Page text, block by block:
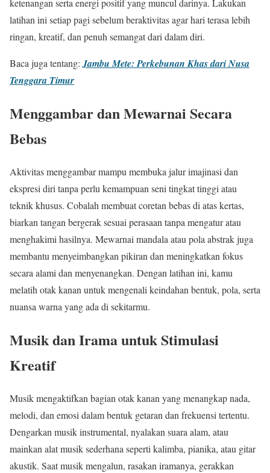
ketenangan serta energi positif yang muncul darinya. Lakukan
latihan ini setiap pagi sebelum beraktivitas agar hari terasa lebih
ringan, kreatif, dan penuh semangat dari dalam diri.
Baca juga tentang:Jambu Mete: Perkebunan Khas dari Nusa
Tenggara Timur
Menggambar dan Mewarnai Secara
Bebas
Aktivitas menggambar mampu membuka jalur imajinasi dan
ekspresi diri tanpa perlu kemampuan seni tingkat tinggi atau
teknik khusus. Cobalah membuat coretan bebas di atas kertas,
biarkan tangan bergerak sesuai perasaan tanpa mengatur atau
menghakimi hasilnya. Mewarnai mandala atau pola abstrak juga
membantu menyeimbangkan pikiran dan meningkatkan fokus
secara alami dan menyenangkan. Dengan latihan ini, kamu
melatih otak kanan untuk mengenali keindahan bentuk, pola, serta
nuansa warna yang ada di sekitarmu.
Musik dan Irama untuk Stimulasi
Kreatif
Musik mengaktifkan bagian otak kanan yang menangkap nada,
melodi, dan emosi dalam bentuk getaran dan frekuensi tertentu.
Dengarkan musik instrumental, nyalakan suara alam, atau
mainkan alat musik sederhana seperti kalimba, pianika, atau gitar
akustik. Saat musik mengalun, rasakan iramanya, gerakkan